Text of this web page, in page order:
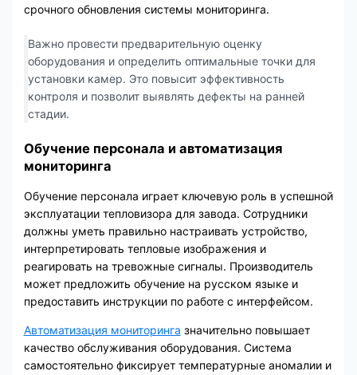
срочного обновления системы мониторинга.
Важно провести предварительную оценку
оборудования и определить оптимальные точки для
установки камер. Это повысит эффективность
контроля и позволит выявлять дефекты на ранней
стадии.
Обучение персонала и автоматизация
мониторинга
Обучение персонала играет ключевую роль в успешной
эксплуатации тепловизора для завода. Сотрудники
должны уметь правильно настраивать устройство,
интерпретировать тепловые изображения и
реагировать на тревожные сигналы. Производитель
может предложить обучение на русском языке и
предоставить инструкции по работе с интерфейсом.
Автоматизация мониторинга значительно повышает
качество обслуживания оборудования. Система
самостоятельно фиксирует температурные аномалии и